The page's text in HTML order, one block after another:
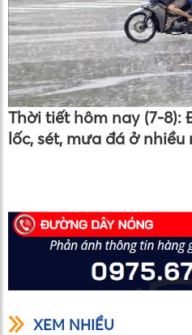
Thời tiết hôm nay (7-8):
lốc, sét, mưa đá ở nhiều
XEM NHIỀU